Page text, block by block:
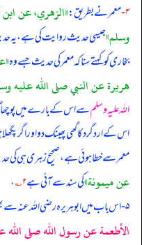
۴- معمر نے بطریق:«الزهري، عن ابن
وسلم»جیسی حدیث روایت کی ہے، یہ
بخاری کو کہتے سنا کہ معمر کی حدیث جسے وہ
هريرة عن النبي صلى الله عليه
اللہ علیہ وسلمسے اس کے بارے میں پوچھا
اس کے اردگرد کا گھی پھینک دو اور اگر
معمر سے خطا ہوئی ہے، صحیح زہری ہی کی
عن ميمونة»کی سند سے آئی ہے۲؎ ،
۵ - اس باب میں ابوہریرہ رضی الله عنہ سے بھی روایت ہے۔
الأطعمة عن رسول الله صلى الله